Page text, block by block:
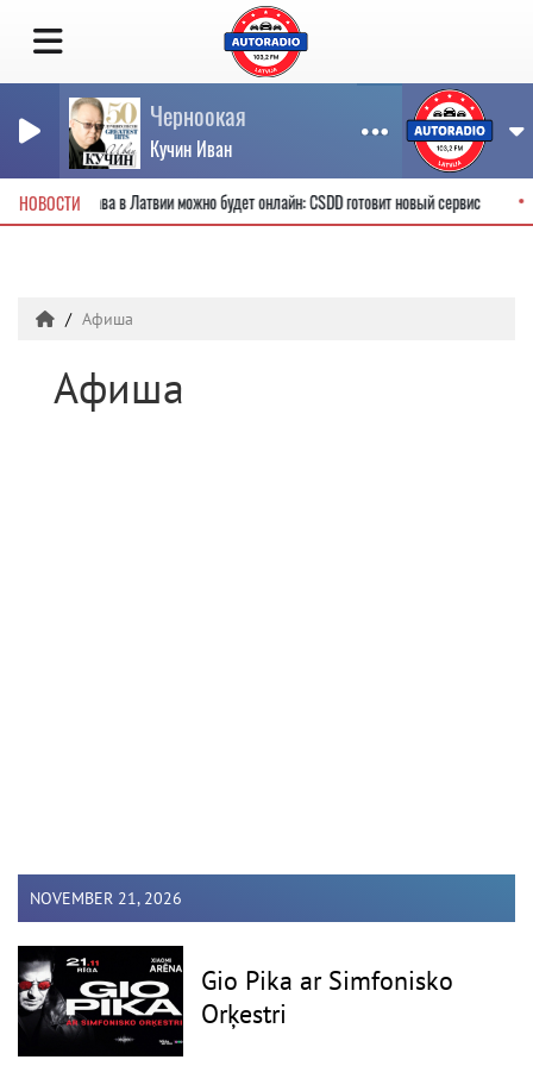
Черноокая
Кучин Иван
НОВОСТИправа в Латвии можно будет онлайн: CSDD готовит новый сервис
Афиша
Афиша
NOVEMBER 21, 2026
Gio Pika ar Simfonisko
Orķestri